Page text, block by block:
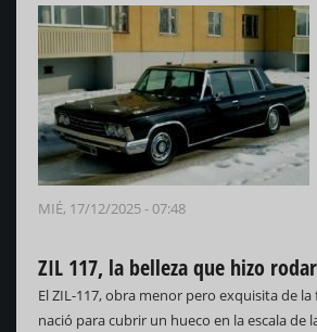
MIÉ, 17/12/2025 - 07:48
ZIL 117, la belleza que hizo
El ZIL-117, obra menor pero exquisita de
nació para cubrir un hueco en la escala de